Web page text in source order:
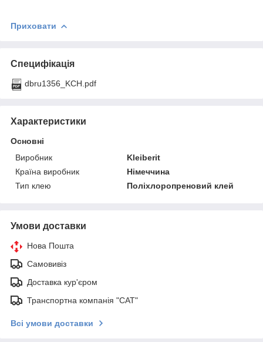
Приховати
Специфікація
dbru1356_KCH.pdf
Характеристики
Основні
Виробник
Kleiberit
Країна виробник
Німеччина
Тип клею
Поліхлоропреновий клей
Умови доставки
Нова Пошта
Самовивіз
Доставка кур'єром
Транспортна компанія "САТ"
Всі умови доставки